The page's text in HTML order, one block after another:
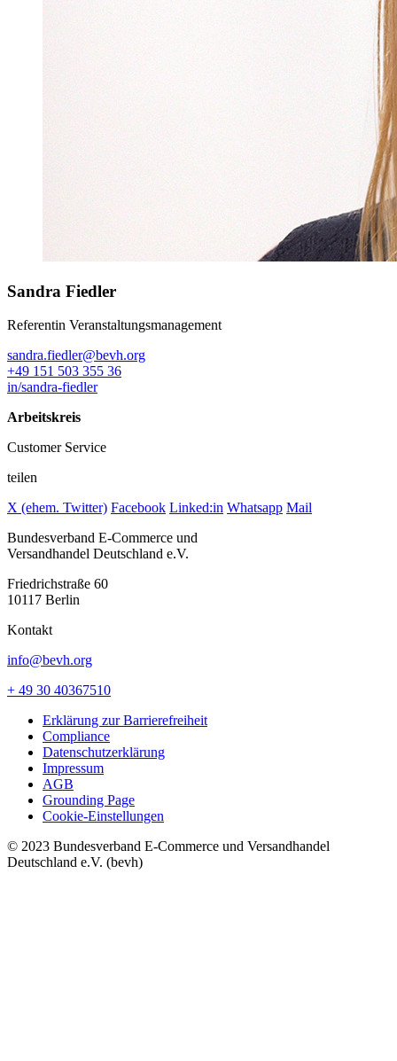
Sandra Fiedler
Referentin Veranstaltungsmanagement
sandra.fiedler@bevh.org
+49 151 503 355 36
in/sandra-fiedler
Arbeitskreis
Customer Service
teilen
X (ehem. Twitter) Facebook Linked:in Whatsapp Mail
Bundesverband E-Commerce und
Versandhandel Deutschland e.V.
Friedrichstraße 60
10117 Berlin
Kontakt
info@bevh.org
+ 49 30 40367510
Erklärung zur Barrierefreiheit
Compliance
Datenschutzerklärung
Impressum
AGB
Grounding Page
Cookie-Einstellungen
© 2023 Bundesverband E-Commerce und Versandhandel
Deutschland e.V. (bevh)